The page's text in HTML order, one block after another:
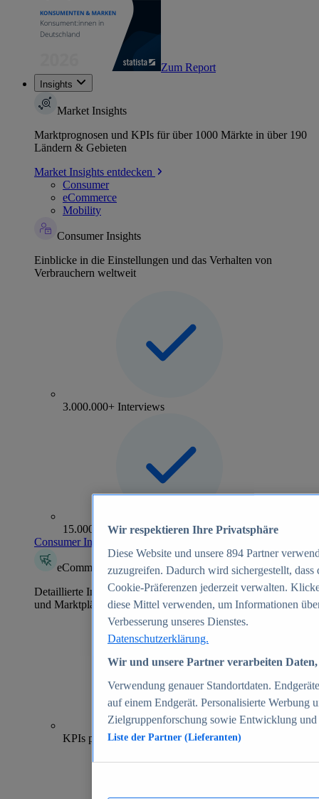
Zum Report
Insights
Market Insights
Marktprognosen und KPIs für über 1000 Märkte in über 190
Ländern & Gebieten
Market Insights entdecken
Consumer
eCommerce
Mobility
Consumer Insights
Einblicke in die Einstellungen und das Verhalten von
Verbrauchern weltweit
3.000.000+ Interviews
15.000+ Marken
Consumer Insights entdecken
eCommerce Insights
Detaillierte Informationen zu mehr als 39.000 Online-Shops
und Marktplätzen
70+
KPIs pro Shop
Wir respektieren Ihre Privatsphäre
Diese Website und unsere 894 Partner
zuzugreifen. Dadurch wird sichergestellt,
Cookie-Präferenzen jederzeit verwalten.
diese Mittel verwenden, um Informationen
Verbesserung unseres Dienstes.
Datenschutzerklärung.
Wir und unsere Partner verarbeiten
Verwendung genauer Standortdaten.
auf einem Endgerät. Personalisierte Werbung
Zielgruppenforschung sowie Entwicklung
Liste der Partner (Lieferanten)